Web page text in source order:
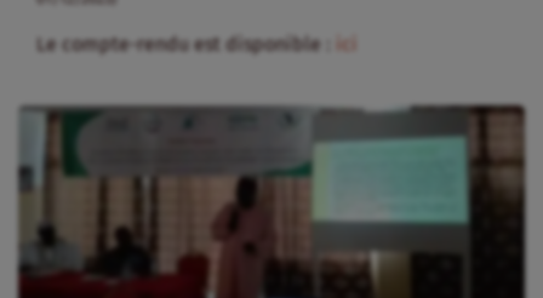
Le compte-rendu est disponible : ici